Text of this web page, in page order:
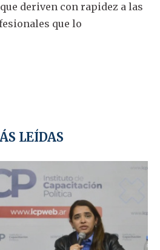
deriven con rapidez a las
que lo
LEÍDAS